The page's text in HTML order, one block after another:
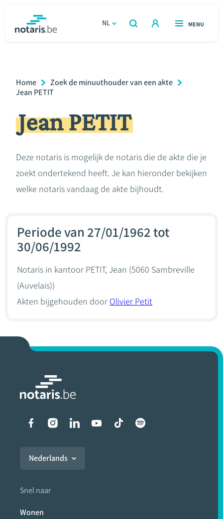
gaan
NL
OPEN
ZOEKEN
OPEN
MENU
Relatie & samenleven
Erven & schenken
Over de notaris
Breadcrumb
Home
Zoek de minuuthouder van een akte
Jean PETIT
Jean PETIT
Deze notaris is mogelijk de notaris die de akte die je
zoekt ondertekend heeft. Je kan hieronder bekijken
welke notaris vandaag de akte bijhoudt.
Periode van 27/01/1962 tot
30/06/1992
Notaris in kantoor PETIT, Jean (5060 Sambreville
(Auvelais))
Akten bijgehouden door Olivier Petit
Liens vers les réseaux
Nederlands
Snel naar
Wonen